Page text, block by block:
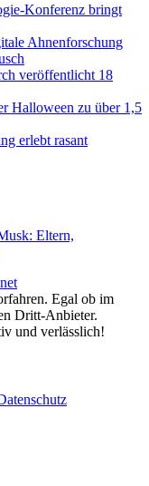
Konferenz bringt
Ahnenforschung
veröffentlicht 18
Halloween zu über 1,5
erlebt rasant
Eltern,
Egal ob im
Dritt-Anbieter.
und verlässlich!